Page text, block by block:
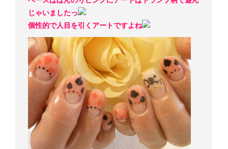
じゃいましたっ
個性的で人目を引くアートですよね